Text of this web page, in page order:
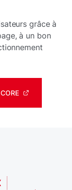
grâce à
à un bon